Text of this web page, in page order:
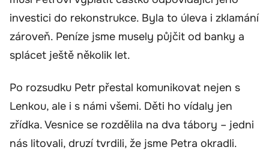
investici do rekonstrukce. Byla to úleva i zklamání
zároveň. Peníze jsme musely půjčit od banky a
splácet ještě několik let.
Po rozsudku Petr přestal komunikovat nejen s
Lenkou, ale i s námi všemi. Děti ho vídaly jen
zřídka. Vesnice se rozdělila na dva tábory – jedni
nás litovali, druzí tvrdili, že jsme Petra okradli.